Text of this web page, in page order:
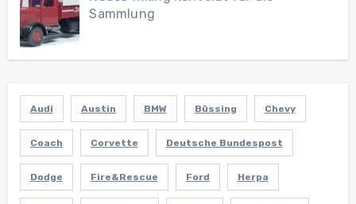
Sammlung
Audi Austin BMW Büssing Chevy
Coach Corvette Deutsche Bundespost
Dodge Fire&Rescue Ford Herpa